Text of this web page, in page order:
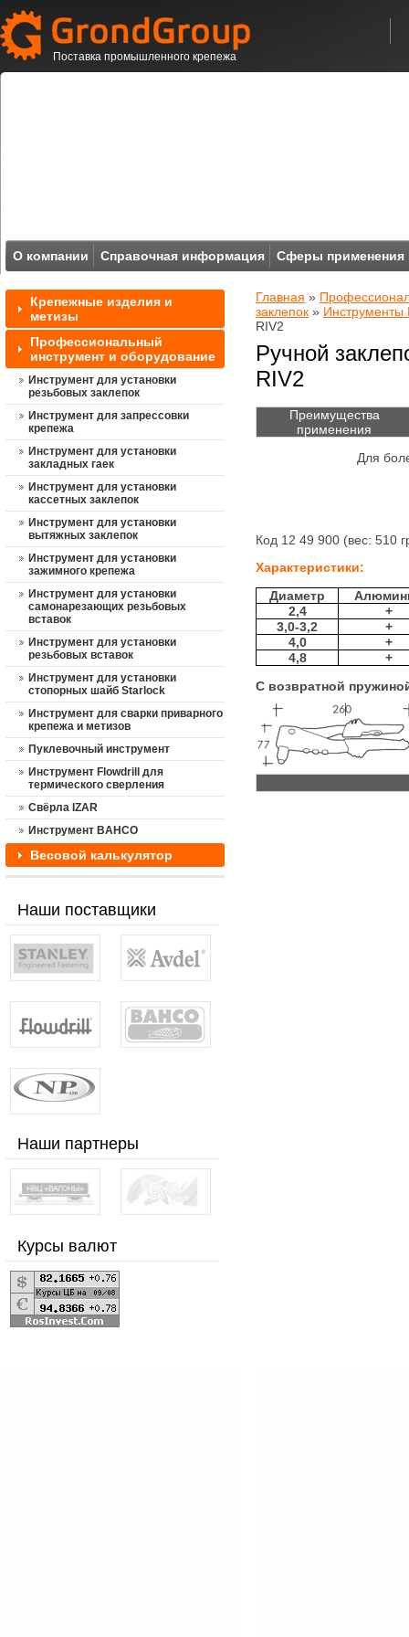
Поставка промышленного крепежа
О компании Справочная информация Сферы применения
Главная »
заклепок » Инструменты
RIV2
Ручной
RIV2
Преимущества
применения
Для
Код 12 49 900 (вес: 510
Характеристики:
Диаметр
2,4
+
3,0-3,2
+
4,0
+
4,8
+
С возвратной
Крепежные изделия и
метизы
Профессиональный
инструмент и оборудование
Инструмент для установки
резьбовых заклепок
Инструмент для запрессовки
крепежа
Инструмент для установки
закладных гаек
Инструмент для установки
кассетных заклепок
Инструмент для установки
вытяжных заклепок
Инструмент для установки
зажимного крепежа
Инструмент для установки
самонарезающих резьбовых
вставок
Инструмент для установки
резьбовых вставок
Инструмент для установки
стопорных шайб Starlock
Инструмент для сварки приварного
крепежа и метизов
Пуклевочный инструмент
Инструмент Flowdrill для
термического сверления
Свёрла IZAR
Инструмент BAHCO
Весовой калькулятор
Наши поставщики
Наши партнеры
Курсы валют